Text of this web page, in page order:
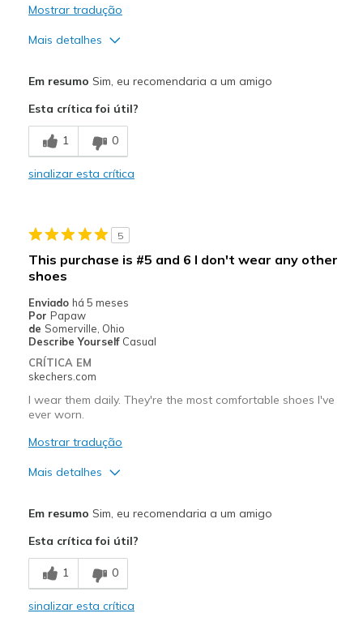
Mostrar tradução
Mais detalhes
Breathe Well
Comfortable
Casual Wear
Width
Sizing
View On Shoes
Em resumo Sim, eu recomendaria a um amigo
Esta crítica foi útil?
1 0
sinalizar esta crítica
5
This purchase is #5 and 6 I don't wear any other
shoes
Enviado há 5 meses
Por Papaw
de Somerville, Ohio
Describe Yourself Casual
CRÍTICA EM
skechers.com
I wear them daily. They're the most comfortable shoes I've
ever worn.
Mostrar tradução
Mais detalhes
Breathe Well
Comfortable
Em resumo Sim, eu recomendaria a um amigo
Esta crítica foi útil?
1 0
sinalizar esta crítica